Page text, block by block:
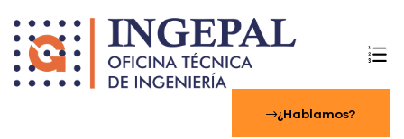
¿Hablamos?